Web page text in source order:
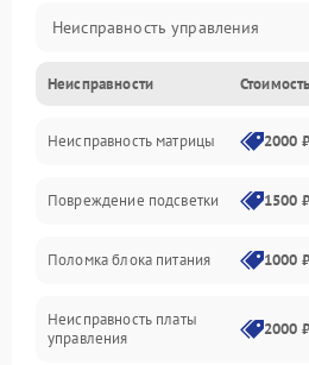
Неисправность управления
Неисправность интерфейсов
Прочие неисправности
Неисправность звука
Механические повреждения
Неисправности Стоимость
Неисправность матрицы 2000 ₽
Повреждение подсветки 1500 ₽
Поломка блока питания 1000 ₽
Неисправность платы
управления
2000 ₽